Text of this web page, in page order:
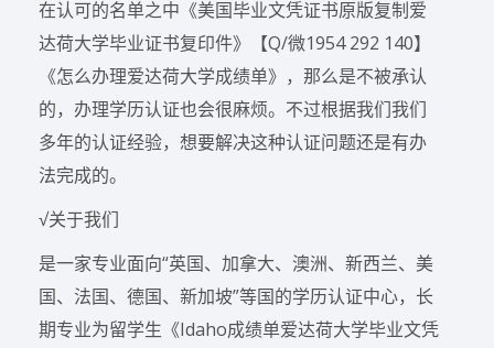
在认可的名单之中《美国毕业文凭证书原版复制爱
达荷大学毕业证书复印件》【Q/微1954 292 140】
《怎么办理爱达荷大学成绩单》，那么是不被承认
的，办理学历认证也会很麻烦。不过根据我们我们
多年的认证经验，想要解决这种认证问题还是有办
法完成的。
√关于我们
是一家专业面向“英国、加拿大、澳洲、新西兰、美
国、法国、德国、新加坡”等国的学历认证中心，长
期专业为留学生《Idaho成绩单爱达荷大学毕业文凭